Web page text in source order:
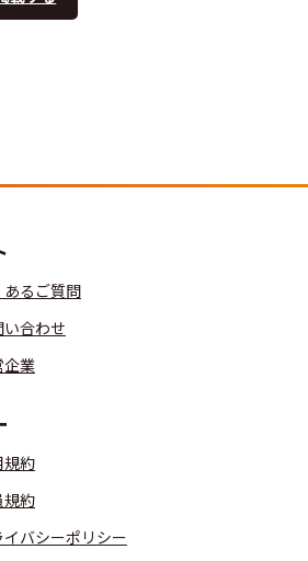
あるご質問
い合わせ
企業
規約
規約
イバシーポリシー